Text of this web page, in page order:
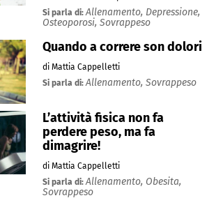
Si parla di:Allenamento, Depressione,
Osteoporosi, Sovrappeso
Quando a correre son dolori
di Mattia Cappelletti
Si parla di:Allenamento, Sovrappeso
L’attività fisica non fa
perdere peso, ma fa
dimagrire!
di Mattia Cappelletti
Si parla di:Allenamento, Obesita,
Sovrappeso